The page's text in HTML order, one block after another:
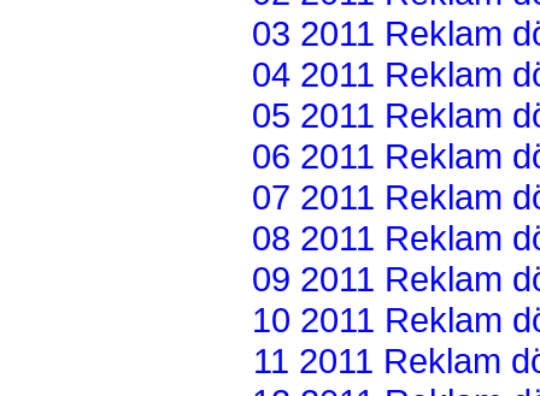
03 2011 Reklam
04 2011 Reklam
05 2011 Reklam
06 2011 Reklam
07 2011 Reklam
08 2011 Reklam
09 2011 Reklam
10 2011 Reklam
11 2011 Reklam